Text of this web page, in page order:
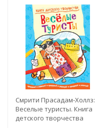
Смрити Прасадам-Холлз:
Веселые туристы. Книга
детского творчества